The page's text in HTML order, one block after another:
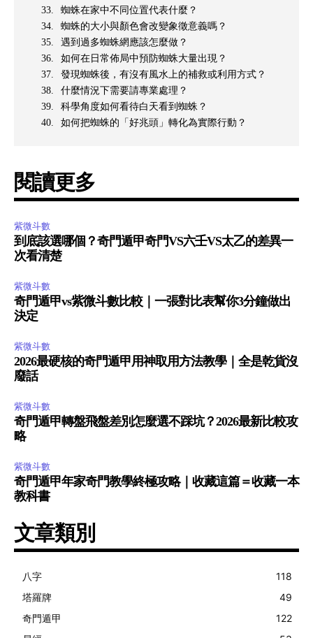
蜘蛛在家中不同位置代表什麼？
蜘蛛的大小與顏色會改變象徵意義嗎？
遇到過多蜘蛛網應該怎麼做？
如何在日常佈局中預防蜘蛛大量出現？
發現蜘蛛後，有沒有風水上的補救或利用方式？
什麼情況下需要請專業處理？
科學角度如何看待白天看到蜘蛛？
如何把蜘蛛的「好兆頭」轉化為實際行動？
閱讀更多
紫微斗數
到底該選哪個？奇門遁甲奇門VS六壬VS太乙的差異一
次看清楚
紫微斗數
奇門遁甲vs紫微斗數比較｜一張對比表幫你3分鐘做出
決定
紫微斗數
2026最硬核的奇門遁甲用神取用方法教學｜全是乾貨沒
廢話
紫微斗數
奇門遁甲轉盤飛盤差別怎麼選不踩坑？2026最新比較攻
略
紫微斗數
奇門遁甲年家奇門教學終極攻略｜收藏這篇＝收藏一本
教科書
文章類別
八字
118
塔羅牌
49
奇門遁甲
122